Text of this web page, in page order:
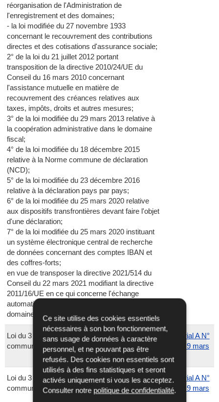
Ce site utilise des cookies essentiels
nécessaires à son bon fonctionnement,
sans usage de données à caractère
personnel, et ne pouvant pas être
refusés. Des cookies non essentiels sont
utilisés à des fins statistiques et seront
activés uniquement si vous les acceptez.
Consulter notre politique de confidentialité.
réorganisation de l'Administration de
l'enregistrement et des domaines;
- la loi modifiée du 27 novembre 1933
concernant le recouvrement des contributions
directes et des cotisations d'assurance sociale;
2° de la loi du 21 juillet 2012 portant
transposition de la directive 2010/24/UE du
Conseil du 16 mars 2010 concernant
l'assistance mutuelle en matière de
recouvrement des créances relatives aux
taxes, impôts, droits et autres mesures;
3° de la loi modifiée du 29 mars 2013 relative à
la coopération administrative dans le domaine
fiscal;
4° de la loi modifiée du 18 décembre 2015
relative à la Norme commune de déclaration
(NCD);
5° de la loi modifiée du 23 décembre 2016
relative à la déclaration pays par pays;
6° de la loi modifiée du 25 mars 2020 relative
aux dispositifs transfrontières devant faire l'objet
d'une déclaration;
7° de la loi modifiée du 25 mars 2020 instituant
un système électronique central de recherche
de données concernant des comptes IBAN et
des coffres-forts;
en vue de transposer la directive 2021/514 du
Conseil du 22 mars 2021 modifiant la directive
2011/16/UE en ce qui concerne l'échange
automatique et obligatoire d'informations dans le
domaine fiscal
Loi du 3 mars 2023 portant fusion des
communes de Bous et de Waldbredimus
Mémorial A N°
117 du 9 mars
2023
Loi du 3 mars 2023 portant fusion des
communes de Grosbous et de Wahl
Mémorial A N°
115 du 9 mars